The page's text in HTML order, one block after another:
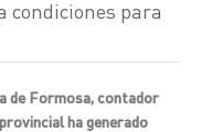
condiciones para
de Formosa, contador
ha generado